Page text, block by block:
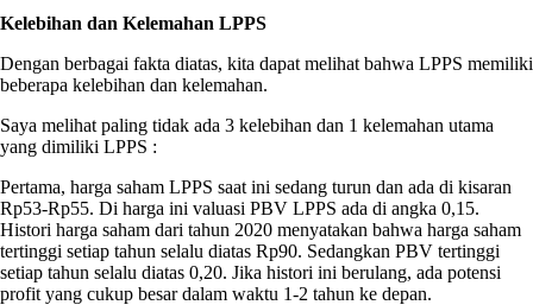
Kelebihan dan Kelemahan LPPS
Dengan berbagai fakta diatas, kita dapat melihat bahwa LPPS memiliki
beberapa kelebihan dan kelemahan.
Saya melihat paling tidak ada 3 kelebihan dan 1 kelemahan utama
yang dimiliki LPPS :
Pertama, harga saham LPPS saat ini sedang turun dan ada di kisaran
Rp53-Rp55. Di harga ini valuasi PBV LPPS ada di angka 0,15.
Histori harga saham dari tahun 2020 menyatakan bahwa harga saham
tertinggi setiap tahun selalu diatas Rp90. Sedangkan PBV tertinggi
setiap tahun selalu diatas 0,20. Jika histori ini berulang, ada potensi
profit yang cukup besar dalam waktu 1-2 tahun ke depan.